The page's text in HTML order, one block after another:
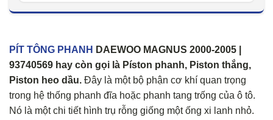
PÍT TÔNG PHANH DAEWOO MAGNUS 2000-2005 |
93740569 hay còn gọi là Píston phanh, Piston thắng,
Piston heo dầu. Đây là một bộ phận cơ khí quan trọng
trong hệ thống phanh đĩa hoặc phanh tang trống của ô tô.
Nó là một chi tiết hình trụ rỗng giống một ống xi lanh nhỏ.